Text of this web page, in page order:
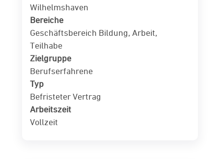
Wilhelmshaven
Bereiche
Geschäftsbereich Bildung, Arbeit,
Teilhabe
Zielgruppe
Berufserfahrene
Typ
Befristeter Vertrag
Arbeitszeit
Vollzeit